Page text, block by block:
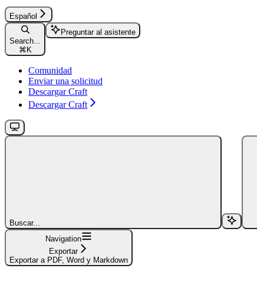
Español
Search...
⌘K
Preguntar al asistente
Comunidad
Enviar una solicitud
Descargar Craft
Descargar Craft
Buscar...
Navigation
Exportar
Exportar a PDF, Word y Markdown